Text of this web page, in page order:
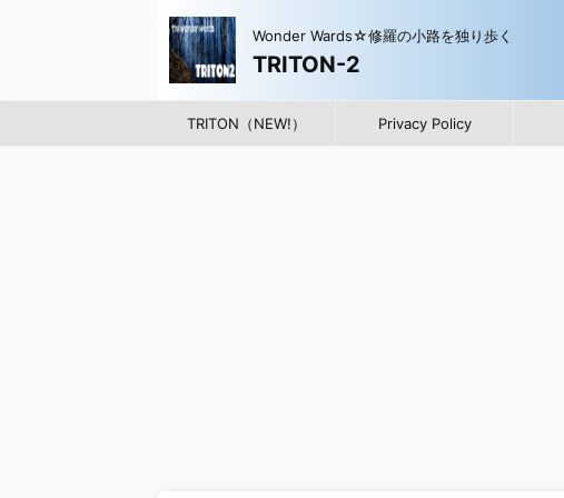
Wonder Wards☆修羅の小路を独り歩く
TRITON-2
TRITON（NEW!） Privacy Policy